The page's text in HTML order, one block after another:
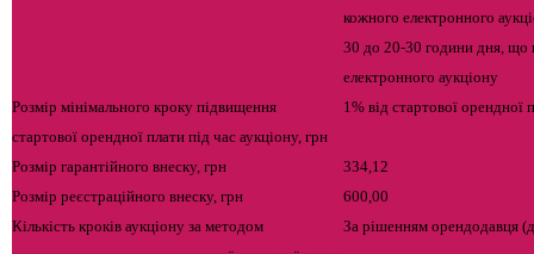
кожного електронного
30 до 20-30 години дня, що
електронного аукціону
Розмір мінімального кроку підвищення
стартової орендної плати під час аукціону, грн
1% від стартової орендної
Розмір гарантійного внеску, грн
334,12
Розмір реєстраційного внеску, грн
600,00
Кількість кроків аукціону за методом
За рішенням орендодавця